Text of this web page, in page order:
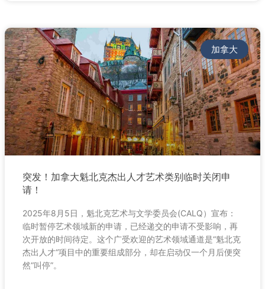
加拿大
突发！加拿大魁北克杰出人才艺术类别临时关闭申
请！
2025年8月5日，魁北克艺术与文学委员会(CALQ）宣布：
临时暂停艺术领域新的申请，已经递交的申请不受影响，再
次开放的时间待定。这个广受欢迎的艺术领域通道是“魁北克
杰出人才“项目中的重要组成部分，却在启动仅一个月后便突
然“叫停”。